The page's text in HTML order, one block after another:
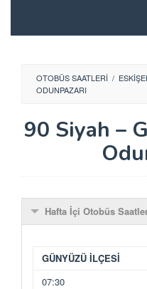
content
OTOBÜS SAATLERI /
ODUNPAZARI
90 Siyah –
Hafta İçi Otobüs
GÜNYÜZÜ İLÇESİ
07:30